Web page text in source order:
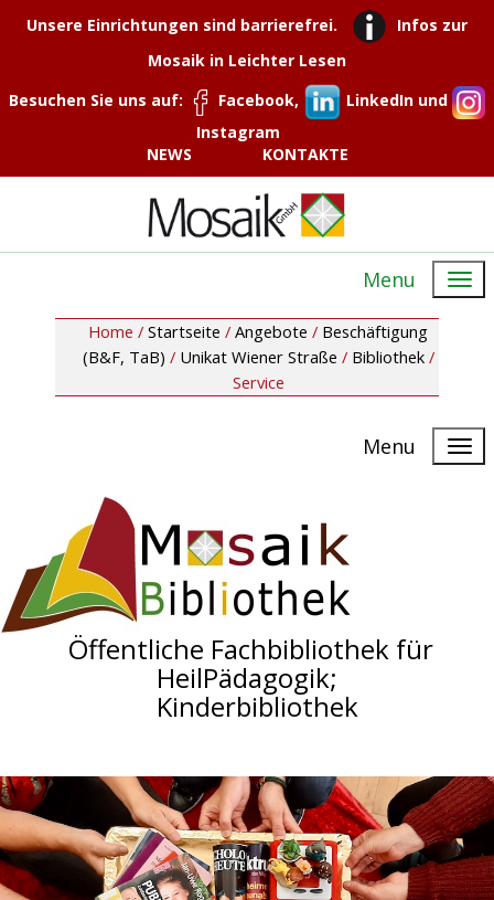
Unsere Einrichtungen sind barrierefrei.
Infos zur
Mosaik in Leichter Lesen
Besuchen Sie uns auf:
Facebook,
LinkedIn und
Instagram
NEWS
KONTAKTE
Menu
Home / Startseite / Angebote / Beschäftigung
(B&F, TaB) / Unikat Wiener Straße / Bibliothek /
Service
Menu
Öffentliche Fachbibliothek für
HeilPädagogik;
Kinderbibliothek